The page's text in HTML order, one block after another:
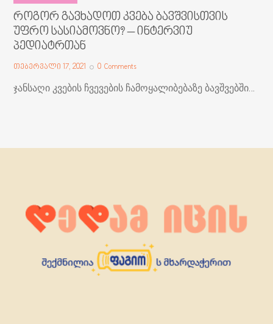
როგორ გავხადოთ კვება ბავშვისთვის
უფრო სასიამოვნო? – ინტერვიუ
პედიატრთან
თებერვალი 17, 2021 0 Comments
ჯანსაღი კვების ჩვევების ჩამოყალიბებაზე ბავშვებში…